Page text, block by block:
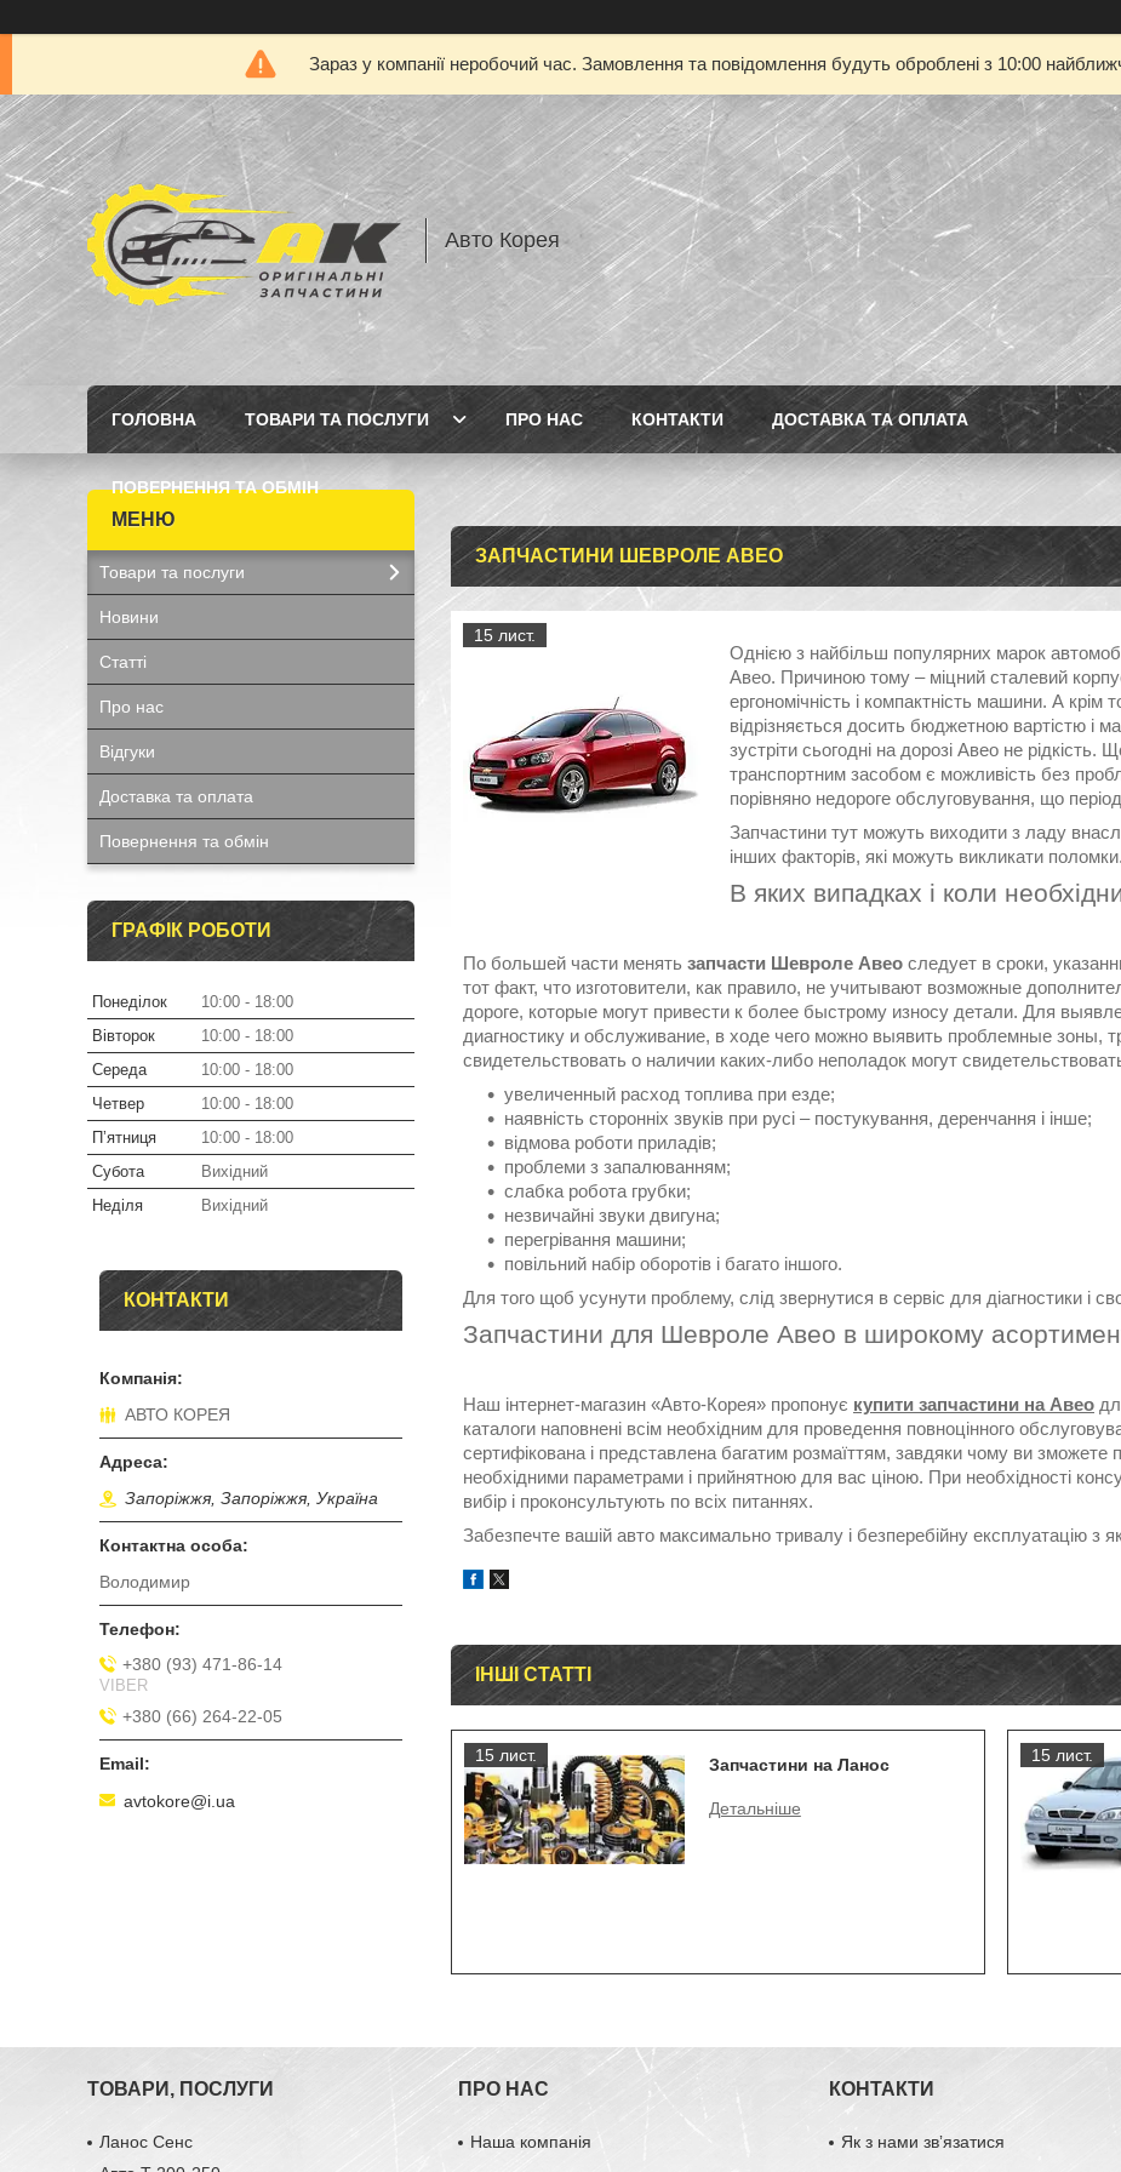
Зараз у компанії неробочий час. Замовлення та повідомлення будуть оброблені з 10:00
Авто Корея
ГОЛОВНА ТОВАРИ ТА ПОСЛУГИ ПРО НАС КОНТАКТИ ДОСТАВКА ТА ОПЛАТА
ПОВЕРНЕННЯ ТА ОБМІН
ЗАПЧАСТИНИ ШЕВРОЛЕ АВЕО
15 лист.
Однією з найбільш популярних марок
Авео. Причиною тому – міцний сталевий
ергономічність і компактність машини. А крім
відрізняється досить бюджетною вартістю і
зустріти сьогодні на дорозі Авео не
транспортним засобом є можливість без
порівняно недороге обслуговування, що
Запчастини тут можуть виходити з ладу
інших факторів, які можуть викликати поломки.
В яких випадках і коли
По большей части менять запчасти Шевроле Авео следует в сроки,
тот факт, что изготовители, как правило, не учитывают возможные
дороге, которые могут привести к более быстрому износу детали. Для
диагностику и обслуживание, в ходе чего можно выявить проблемные
свидетельствовать о наличии каких-либо неполадок могут
увеличенный расход топлива при езде;
наявність сторонніх звуків при русі – постукування, деренчання і інше;
відмова роботи приладів;
проблеми з запалюванням;
слабка робота грубки;
незвичайні звуки двигуна;
перегрівання машини;
повільний набір оборотів і багато іншого.
Для того щоб усунути проблему, слід звернутися в сервіс для діагностики і
Запчастини для Шевроле Авео в широкому
Наш інтернет-магазин «Авто-Корея» пропонує купити запчастини на Авео
каталоги наповнені всім необхідним для проведення повноцінного
сертифікована і представлена багатим розмаїттям, завдяки чому ви зможете
необхідними параметрами і прийнятною для вас ціною. При необхідності
вибір і проконсультують по всіх питаннях.
Забезпечте вашій авто максимально тривалу і безперебійну експлуатацію з
ІНШІ СТАТТІ
15 лист. Запчастини на Ланос 15 лист.
Товари та послуги
Новини
Статті
Про нас
Відгуки
Доставка та оплата
Повернення та обмін
ГРАФІК РОБОТИ
Понеділок 10:00
18:00
Вівторок
10:00
18:00
Середа
10:00
18:00
Четвер
10:00
18:00
Пʼятниця
10:00
18:00
Субота
Вихідний
Неділя
Вихідний
КОНТАКТИ
АВТО КОРЕЯ
Запоріжжя, Запоріжжя, Україна
Володимир
+380 (93) 471-86-14
VIBER
+380 (66) 264-22-05
avtokore@i.ua
ТОВАРИ, ПОСЛУГИ
Ланос Сенс
ПРО НАС
Наша компанія
КОНТАКТИ
Як з нами звʼязатися